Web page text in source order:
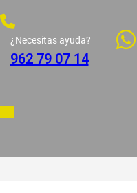
¿Necesitas ayuda?
962 79 07 14